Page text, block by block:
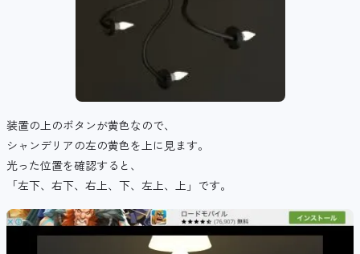
装置の上のボタンが黄色なので、
シャンデリアの左の黄色を上に見ます。
光った位置を確認すると、
「左下、右下、右上、下、左上、上」です。